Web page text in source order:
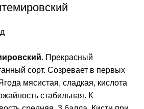
. Прекрасный
сорт. Созревает в первых
мясистая, сладкая, кислота
стабильная. К